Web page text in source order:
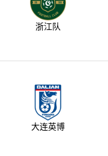
浙江队
大连英博